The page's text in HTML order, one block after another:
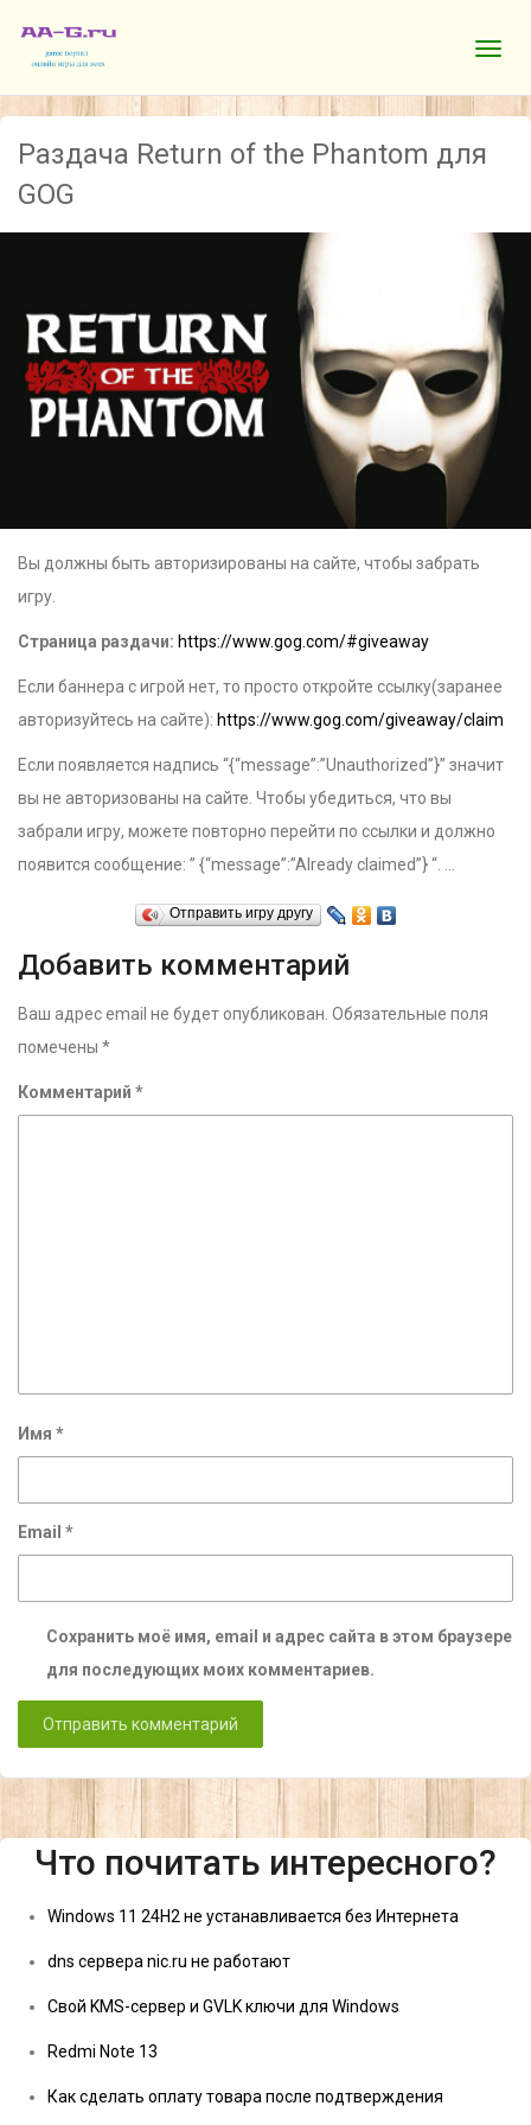
Раздача Return of the Phantom для
GOG
Вы должны быть авторизированы на сайте, чтобы забрать
игру.
Страница раздачи: https://www.gog.com/#giveaway
Если баннера с игрой нет, то просто откройте ссылку(заранее
авторизуйтесь на сайте): https://www.gog.com/giveaway/claim
Если появляется надпись “{“message”:”Unauthorized”}” значит
вы не авторизованы на сайте. Чтобы убедиться, что вы
забрали игру, можете повторно перейти по ссылки и должно
появится сообщение: ” {“message”:”Already claimed”} “. …
Отправить игру другу
Добавить комментарий
Ваш адрес email не будет опубликован. Обязательные поля
помечены *
Комментарий *
Имя *
Email *
Сохранить моё имя, email и адрес сайта в этом браузере
для последующих моих комментариев.
Что почитать интересного?
Windows 11 24H2 не устанавливается без Интернета
dns сервера nic.ru не работают
Свой KMS-сервер и GVLK ключи для Windows
Redmi Note 13
Как сделать оплату товара после подтверждения